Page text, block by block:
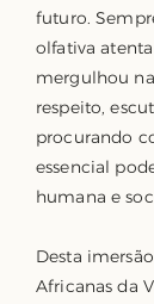
futuro.
olfativa
mergulhou
respeito,
procurando
essencial
humana e
Desta
Africanas da